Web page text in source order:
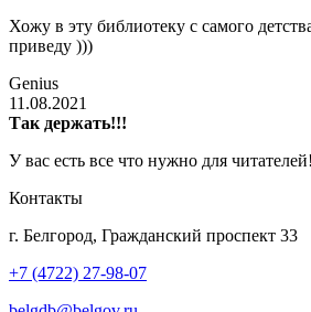
Хожу в эту библиотеку с самого
приведу )))
Genius
11.08.2021
Так держать!!!
У вас есть все что нужно для читателей!
Контакты
г. Белгород, Гражданский проспект 33
+7 (4722) 27-98-07